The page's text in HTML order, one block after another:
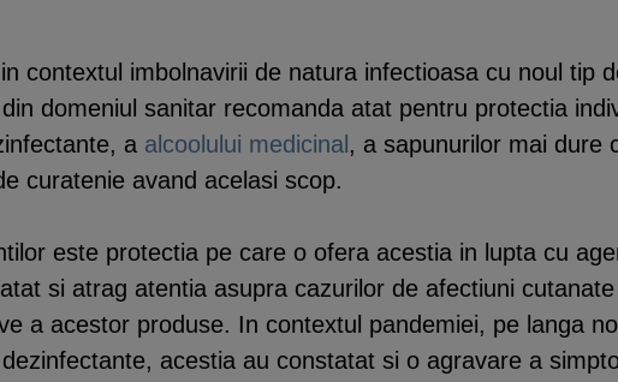
contextul imbolnavirii de natura infectioasa cu noul tip
domeniul sanitar recomanda atat pentru protectia
a alcoolului medicinal , a sapunurilor mai dure
curatenie avand acelasi scop.
este protectia pe care o ofera acestia in lupta cu
si atrag atentia asupra cazurilor de afectiuni
a acestor produse. In contextul pandemiei, pe langa
acestia au constatat si o agravare a